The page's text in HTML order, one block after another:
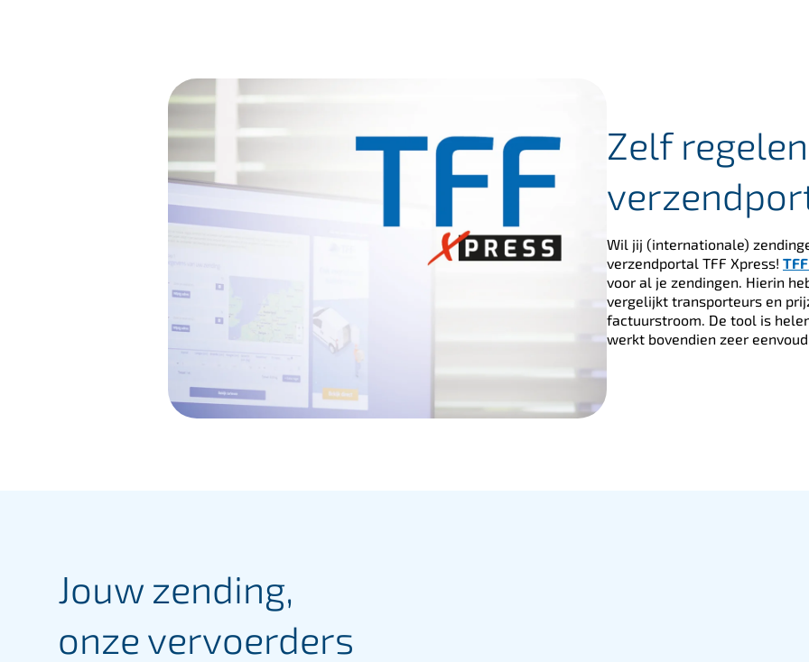
Zelf
Wil jij (internationale)
verzendportal TFF Xpress!
voor al je zendingen. Hierin
vergelijkt transporteurs en
factuurstroom. De tool is
werkt bovendien zeer
Jouw zending,
onze vervoerders